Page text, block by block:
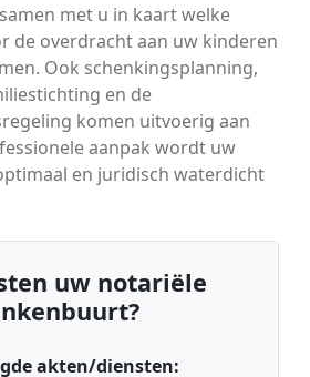
met u in kaart welke
de overdracht aan uw kinderen
Ook schenkingsplanning,
en de
komen uitvoerig aan
aanpak wordt uw
en juridisch waterdicht
uw notariële
akten/diensten: